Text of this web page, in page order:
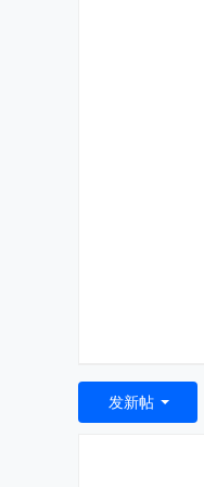
发新帖